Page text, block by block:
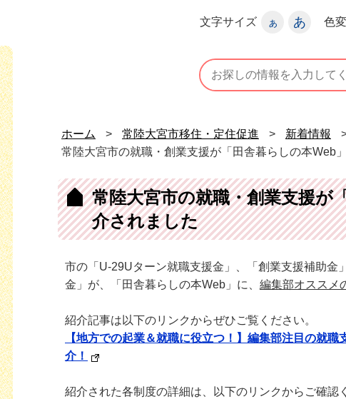
常陸大宮市移住・定住促進ホームページ
文字サイズ ぁ あ 色
ホーム > 常陸大宮市移住・定住促進 > 新着情報
常陸大宮市の就職・創業支援が「田舎暮らしの本Web
常陸大宮市の就職・創業支援が
介されました
市の「U-29Uターン就職支援金」、「創業支援補助金
金」が、「田舎暮らしの本Web」に、 編集部オススメ
紹介記事は以下のリンクからぜひご覧ください。
【地方での起業＆就職に役立つ！】編集部注目の就
介！
紹介された各制度の詳細は、以下のリンクからご確認